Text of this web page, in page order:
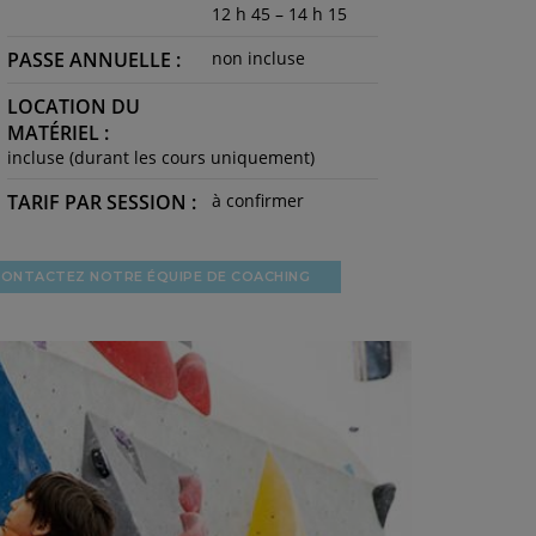
12 h 45 – 14 h 15
PASSE ANNUELLE : non incluse
LOCATION DU
MATÉRIEL :
incluse (durant les cours uniquement)
TARIF PAR SESSION : à confirmer
NOTRE ÉQUIPE DE COACHING